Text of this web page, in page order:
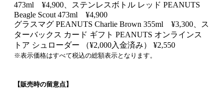
473ml ¥4,900、ステンレスボトル レッド PEANUTS
Beagle Scout 473ml ¥4,900
グラスマグ PEANUTS Charlie Brown 355ml ¥3,300、ス
ターバックス カード ギフト PEANUTS オンラインス
トア シュローダー （¥2,000入金済み） ¥2,550
※表示価格はすべて税込の総額表示となります。
【販売時の留意点】